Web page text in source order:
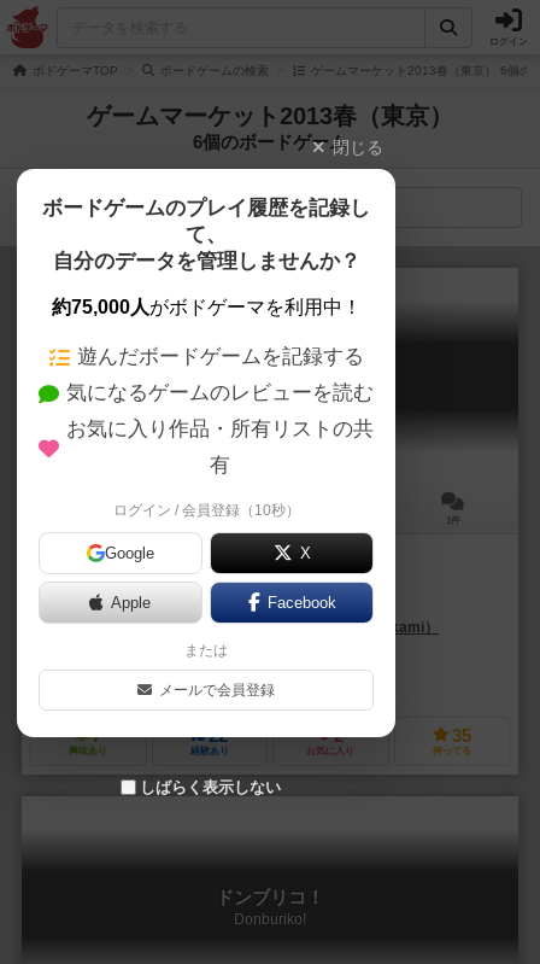
ログイン
ボドゲーマTOP ボードゲームの検索 ゲームマーケット2013春（東京） 6個の
ゲームマーケット2013春（東京）
6個のボードゲーム
検索メニュー
メイガス
MAGUS
45分前後 1件
作品説明文の編集者を募集中
番棚葵（Aoi Bandana）
川上 亮（Ryo Kawakami）
犬田ユウスケ／笹にゃうらら／武田カズノリ
冒険者の館（Boukensya no yakata）
7
興味あり
22
経験あり
2
お気に入り
35
持ってる
ドンブリコ！
Donburiko!
閉じる
ボードゲームのプレイ履歴を記録し
て、
自分のデータを管理しませんか？
約75,000人がボドゲーマを利用中！
遊んだボードゲームを記録する
気になるゲームのレビューを読む
お気に入り作品・所有リストの共
有
ログイン / 会員登録（10秒）
Google X
Apple Facebook
または
メールで会員登録
しばらく表示しない